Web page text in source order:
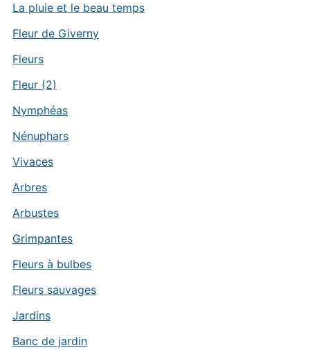
La pluie et le beau temps
Fleur de Giverny
Fleurs
Fleur (2)
Nymphéas
Nénuphars
Vivaces
Arbres
Arbustes
Grimpantes
Fleurs à bulbes
Fleurs sauvages
Jardins
Banc de jardin